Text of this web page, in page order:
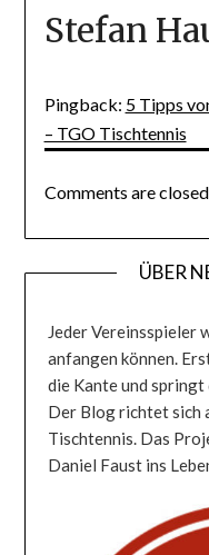
Stefan
Pingback: 5 Tipps
– TGO Tischtennis
Comments are
ÜBER
Jeder Vereinsspieler
anfangen können.
die Kante und springt
Der Blog richtet sich
Tischtennis. Das
Daniel Faust ins